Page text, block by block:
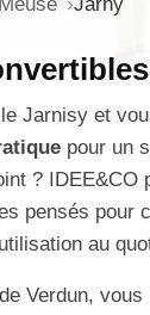
Jarnisy et
pour un
? IDEE&CO
pensés pour
au
Verdun,